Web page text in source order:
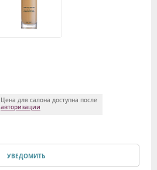
Цена для салона доступна после
авторизации
УВЕДОМИТЬ